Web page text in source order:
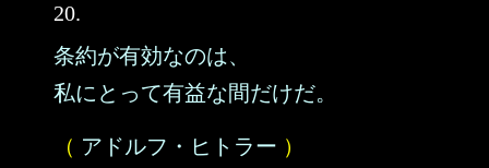
20.
条約が有効なのは、
私にとって有益な間だけだ。
（ アドルフ・ヒトラー ）